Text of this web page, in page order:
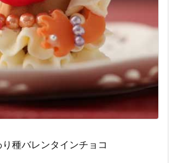
種バレンタインチョコ